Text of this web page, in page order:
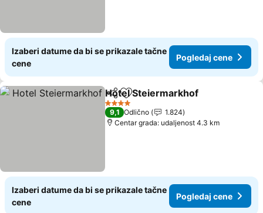
Izaberi datume da bi se prikazale tačne
cene
Pogledaj cene
Deli Dodati u favorite
Hotel Steiermarkhof
4 Zvezdice
9,1 Odlično
1.824
Centar grada: udaljenost 4.3 km
Izaberi datume da bi se prikazale tačne
cene
Pogledaj cene